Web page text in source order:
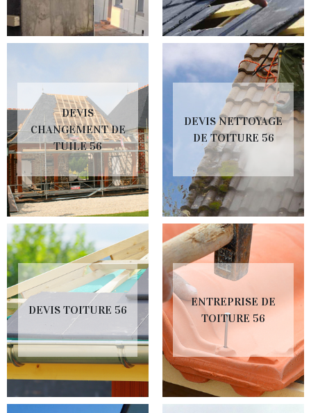
DEVIS
CHANGEMENT DE
TUILE 56
DEVIS NETTOYAGE
DE TOITURE 56
DEVIS TOITURE 56
ENTREPRISE DE
TOITURE 56